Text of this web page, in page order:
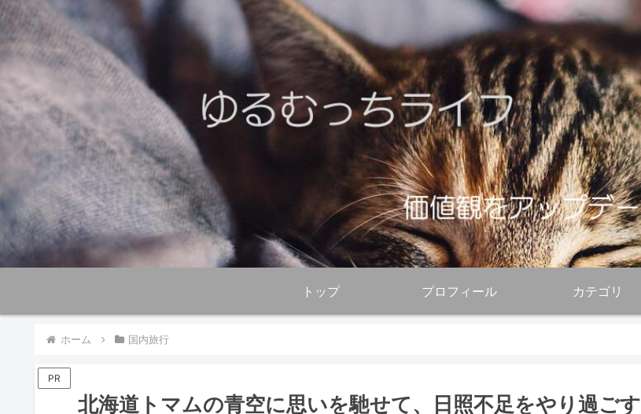
トップ プロフィール カテゴリ
ホーム 国内旅行
PR
北海道トマムの青空に思いを馳せて、日照不足をやり過ごす